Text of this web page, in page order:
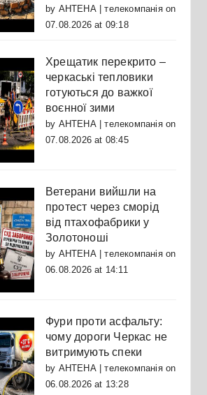
by АНТЕНА | телекомпаніяon
07.08.2026 at 09:18
Хрещатик перекрито –
черкаські тепловики
готуються до важкої
воєнної зими
by АНТЕНА | телекомпаніяon
07.08.2026 at 08:45
Ветерани вийшли на
протест через сморід
від птахофабрики у
Золотоноші
by АНТЕНА | телекомпаніяon
06.08.2026 at 14:11
Фури проти асфальту:
чому дороги Черкас не
витримують спеки
by АНТЕНА | телекомпаніяon
06.08.2026 at 13:28